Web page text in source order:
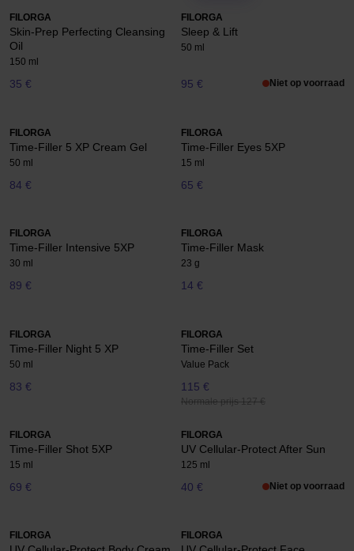
FILORGA
Skin-Prep Perfecting Cleansing
Oil
150 ml
35 €
FILORGA
Sleep & Lift
50 ml
95 € Niet op voorraad
FILORGA
Time-Filler 5 XP Cream Gel
50 ml
84 €
FILORGA
Time-Filler Eyes 5XP
15 ml
65 €
FILORGA
Time-Filler Intensive 5XP
30 ml
89 €
FILORGA
Time-Filler Mask
23 g
14 €
FILORGA
Time-Filler Night 5 XP
50 ml
83 €
FILORGA
Time-Filler Set
Value Pack
115 €
Normale prijs 127 €
FILORGA
Time-Filler Shot 5XP
15 ml
69 €
FILORGA
UV Cellular-Protect After Sun
125 ml
40 € Niet op voorraad
FILORGA FILORGA